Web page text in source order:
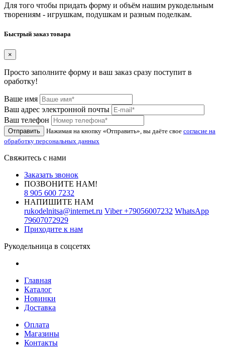
Для того чтобы придать форму и объём нашим рукодельным
творениям - игрушкам, подушкам и разным поделкам.
Быстрый заказ товара
×
Просто заполните форму и ваш заказ сразу поступит в
оработку!
Ваше имя
Ваш адрес электронной почты
Ваш телефон
Отправить Нажимая на кнопку «Отправить», вы даёте свое согласие на
обработку персональных данных
Свяжитесь с нами
Заказать звонок
ПОЗВОНИТЕ НАМ!
8 905 600 7232
НАПИШИТЕ НАМ
rukodelnitsa@internet.ru Viber+79056007232 WhatsApp
79607072929
Приходите к нам
Рукодельница в соцсетях
Главная
Каталог
Новинки
Доставка
Оплата
Магазины
Контакты